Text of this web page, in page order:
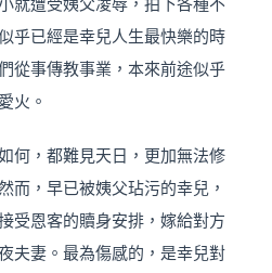
乎已經是幸兒人生最快樂的時
從事傳教事業，本來前途似乎
火。
何，都難見天日，更加無法修
而，早已被姨父玷污的幸兒，
受恩客的贖身安排，嫁給對方
夫妻。最為傷感的，是幸兒對